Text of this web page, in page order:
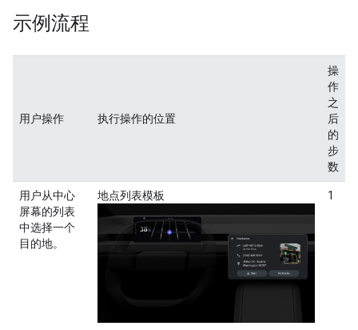
示例流程
用户操作 执行操作的位置
操
作
之
后
的
步
数
用户从中心
屏幕的列表
中选择一个
目的地。
地点列表模板 1